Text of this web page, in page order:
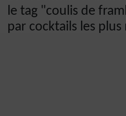
le tag "coulis de
par cocktails les plus